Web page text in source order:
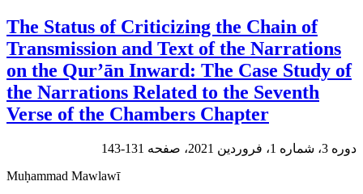
The Status of Criticizing the Chain of
Transmission and Text of the Narrations
on the Qur’ān Inward: The Case Study of
the Narrations Related to the Seventh
Verse of the Chambers Chapter
دوره 3، شماره 1، فروردین 2021، صفحه
131-143
Muḥammad Mawlawī